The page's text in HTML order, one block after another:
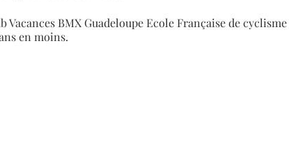
BMX Guadeloupe Ecole Française de cyclisme
en moins.
Ateliers découverte des Règlements de
parcours d’habilité, Ateliers mini cyclo-cross, Ateliers